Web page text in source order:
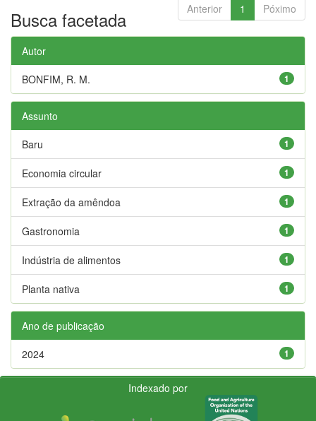
Anterior 1 Póximo
Busca facetada
Autor
1
BONFIM, R. M.
Assunto
1
Baru
1
Economia circular
1
Extração da amêndoa
1
Gastronomia
1
Indústria de alimentos
1
Planta nativa
Ano de publicação
1
2024
Indexado por